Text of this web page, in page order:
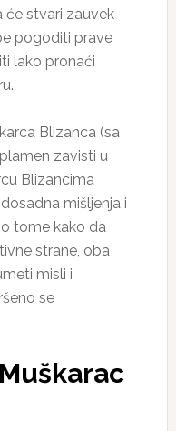
će stvari zauvek
pogoditi prave
lako pronaći
Blizanca (sa
zavisti u
Blizancima
mišljenja i
tome kako da
strane, oba
misli i
se